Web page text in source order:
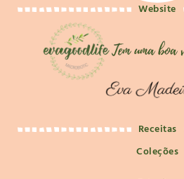
Website
Receitas
Coleções